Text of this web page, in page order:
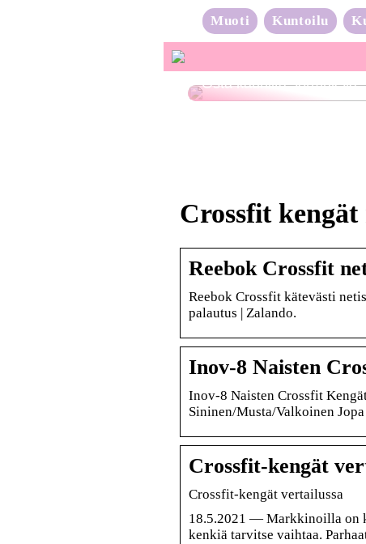
Muoti Kuntoilu
Osta kauniita sormuksia
Crossfit kengät
Reebok Crossfit
Reebok Crossfit kätevästi
palautus | Zalando.
Inov-8 Naisten
Inov-8 Naisten Crossfit
Sininen/Musta/Valkoinen
Crossfit-kengät
Crossfit-kengät vertailussa
18.5.2021 — Markkinoilla on
kenkiä tarvitse vaihtaa.